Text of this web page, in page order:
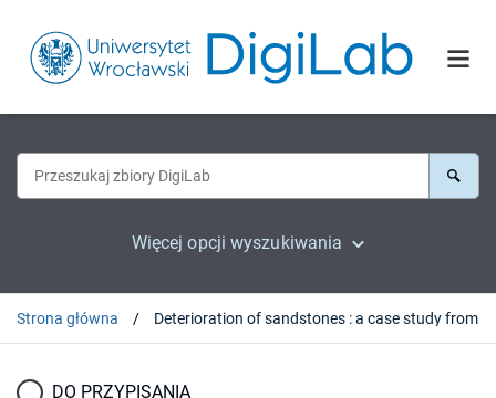
Więcej opcji wyszukiwania
Strona główna
DO PRZYPISANIA